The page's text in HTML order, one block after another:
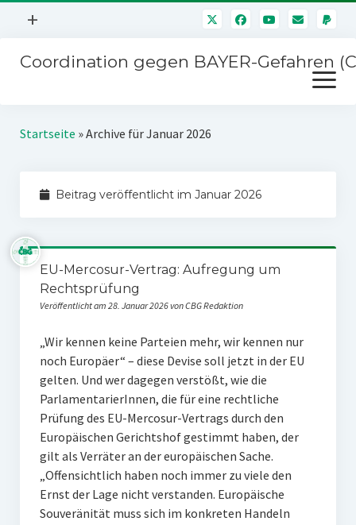
Menü
+
Mitmachen
Störfälle
Coordination gegen BAYER-Gefahren
Menü
öffnen
Kampagnen
Stichwort BAYER
SPENDEN
Startseite »Archive für Januar 2026
Beitrag veröffentlicht im Januar 2026
EU-Mercosur-Vertrag: Aufregung um
Rechtsprüfung
Veröffentlicht am 28. Januar 2026 von CBG Redaktion
„Wir kennen keine Parteien mehr, wir kennen nur
noch Europäer“ – diese Devise soll jetzt in der EU
gelten. Und wer dagegen verstößt, wie die
ParlamentarierInnen, die für eine rechtliche
Prüfung des EU-Mercosur-Vertrags durch den
Europäischen Gerichtshof gestimmt haben, der
gilt als Verräter an der europäischen Sache.
„Offensichtlich haben noch immer zu viele den
Ernst der Lage nicht verstanden. Europäische
Souveränität muss sich im konkreten Handeln